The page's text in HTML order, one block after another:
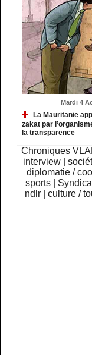
Mardi 4
La Mauritanie
zakat par
la transparence
Chroniques
interview
|
diplomatie /
sports
ndlr
|culture /